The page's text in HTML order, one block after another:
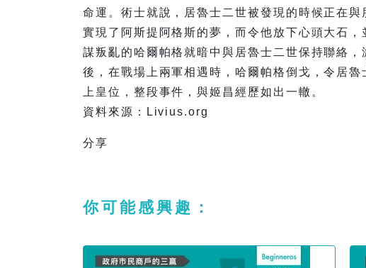
命運。術士就說，居魯士二世被發現的時候正在與
實現了阿斯提阿格斯的夢，而令他放下心頭大石
謀叛亂的哈爾帕格就暗中與居魯士二世保持聯絡
後，在戰場上兩軍相遇時，哈爾帕格倒戈，令居
上皇位，整段事件，與姬昌經歷如出一轍。
資料來源：Livius.org
分享
你可能感興趣：